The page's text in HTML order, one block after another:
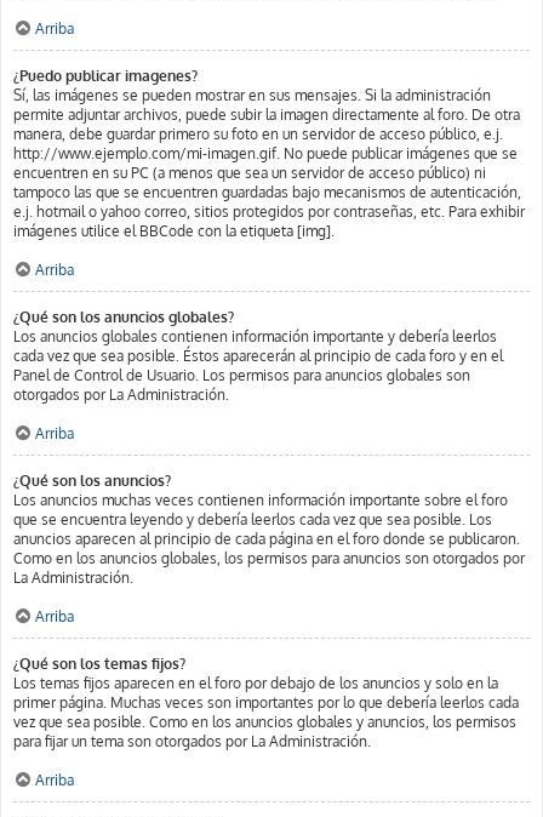
Arriba
¿Puedo publicar imagenes?
Sí, las imágenes se pueden mostrar en sus mensajes. Si la administración
permite adjuntar archivos, puede subir la imagen directamente al foro. De otra
manera, debe guardar primero su foto en un servidor de acceso público, e.j.
http://www.ejemplo.com/mi-imagen.gif. No puede publicar imágenes que se
encuentren en su PC (a menos que sea un servidor de acceso público) ni
tampoco las que se encuentren guardadas bajo mecanismos de autenticación,
e.j. hotmail o yahoo correo, sitios protegidos por contraseñas, etc. Para exhibir
imágenes utilice el BBCode con la etiqueta [img].
Arriba
¿Qué son los anuncios globales?
Los anuncios globales contienen información importante y debería leerlos
cada vez que sea posible. Éstos aparecerán al principio de cada foro y en el
Panel de Control de Usuario. Los permisos para anuncios globales son
otorgados por La Administración.
Arriba
¿Qué son los anuncios?
Los anuncios muchas veces contienen información importante sobre el foro
que se encuentra leyendo y debería leerlos cada vez que sea posible. Los
anuncios aparecen al principio de cada página en el foro donde se publicaron.
Como en los anuncios globales, los permisos para anuncios son otorgados por
La Administración.
Arriba
¿Qué son los temas fijos?
Los temas fijos aparecen en el foro por debajo de los anuncios y solo en la
primer página. Muchas veces son importantes por lo que debería leerlos cada
vez que sea posible. Como en los anuncios globales y anuncios, los permisos
para fijar un tema son otorgados por La Administración.
Arriba